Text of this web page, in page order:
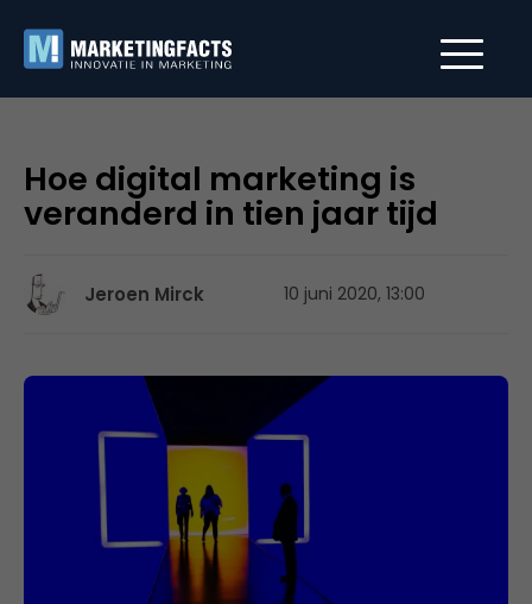
Hoe digital marketing is
veranderd in tien jaar tijd
Jeroen Mirck 10 juni 2020, 13:00